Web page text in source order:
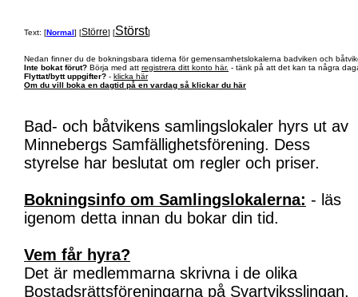
Text: [Normal] [Större] [Störst]
Nedan finner du de bokningsbara tiderna för gemensamhetslokalerna badviken och
Inte bokat förut? Börja med att registrera ditt konto här. - tänk på att det kan ta några
Flyttat/bytt uppgifter? - klicka här
Om du vill boka en dagtid på en vardag så klickar du här
Bad- och båtvikens samlingslokaler hyrs ut av
Minnebergs Samfällighetsförening. Dess
styrelse har beslutat om regler och priser.
Bokningsinfo om Samlingslokalerna: - läs
igenom detta innan du bokar din tid.
Vem får hyra?
Det är medlemmarna skrivna i de olika
Bostadsrättsföreningarna på Svartviksslingan,